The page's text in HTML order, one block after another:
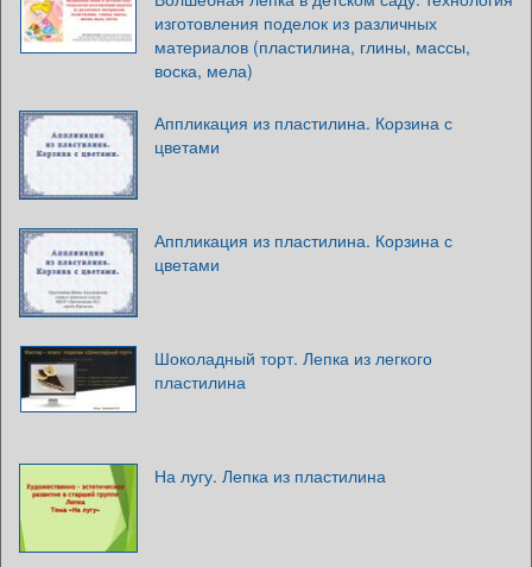
изготовления поделок из различных
материалов (пластилина, глины, массы,
воска, мела)
Аппликация из пластилина. Корзина с
цветами
Аппликация из пластилина. Корзина с
цветами
Шоколадный торт. Лепка из легкого
пластилина
На лугу. Лепка из пластилина